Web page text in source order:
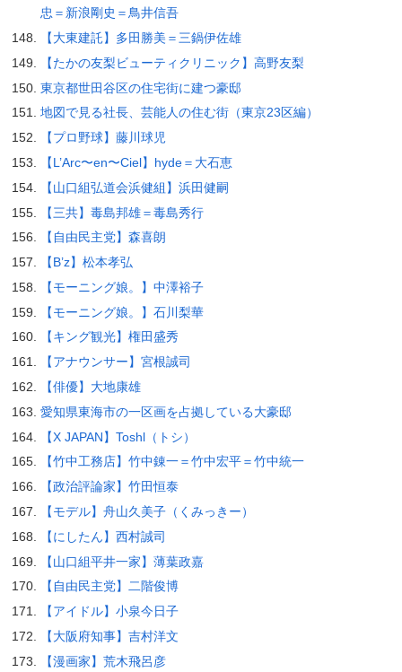
忠＝新浪剛史＝鳥井信吾
【大東建託】多田勝美＝三鍋伊佐雄
【たかの友梨ビューティクリニック】高野友梨
東京都世田谷区の住宅街に建つ豪邸
地図で見る社長、芸能人の住む街（東京23区編）
【プロ野球】藤川球児
【L’Arc〜en〜Ciel】hyde＝大石恵
【山口組弘道会浜健組】浜田健嗣
【三共】毒島邦雄＝毒島秀行
【自由民主党】森喜朗
【B’z】松本孝弘
【モーニング娘。】中澤裕子
【モーニング娘。】石川梨華
【キング観光】権田盛秀
【アナウンサー】宮根誠司
【俳優】大地康雄
愛知県東海市の一区画を占拠している大豪邸
【X JAPAN】Toshl（トシ）
【竹中工務店】竹中錬一＝竹中宏平＝竹中統一
【政治評論家】竹田恒泰
【モデル】舟山久美子（くみっきー）
【にしたん】西村誠司
【山口組平井一家】薄葉政嘉
【自由民主党】二階俊博
【アイドル】小泉今日子
【大阪府知事】吉村洋文
【漫画家】荒木飛呂彦